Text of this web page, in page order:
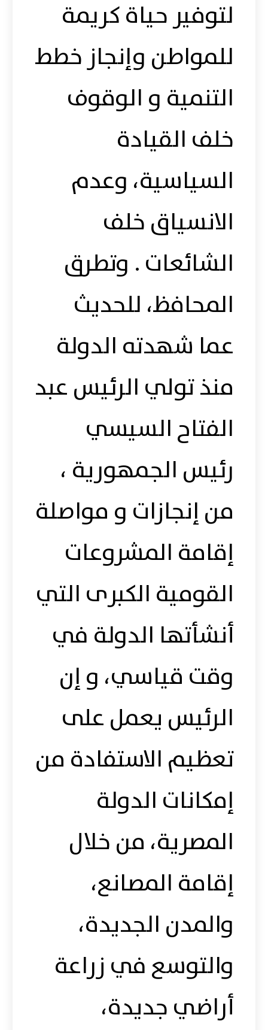
لتوفير حياة كريمة
للمواطن وإنجاز خطط
التنمية و الوقوف
خلف القيادة
السياسية، وعدم
الانسياق خلف
الشائعات . وتطرق
المحافظ، للحديث
عما شهدته الدولة
منذ تولي الرئيس عبد
الفتاح السيسي
رئيس الجمهورية ،
من إنجازات و مواصلة
إقامة المشروعات
القومية الكبرى التي
أنشأتها الدولة في
وقت قياسي، و إن
الرئيس يعمل على
تعظيم الاستفادة من
إمكانات الدولة
المصرية، من خلال
إقامة المصانع،
والمدن الجديدة،
والتوسع في زراعة
أراضي جديدة،